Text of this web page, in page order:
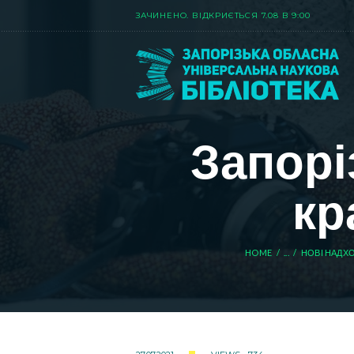
ЗАЧИНЕНО. ВIДКРИЄТЬСЯ 7.08 В 9:00
HOME НОВІ